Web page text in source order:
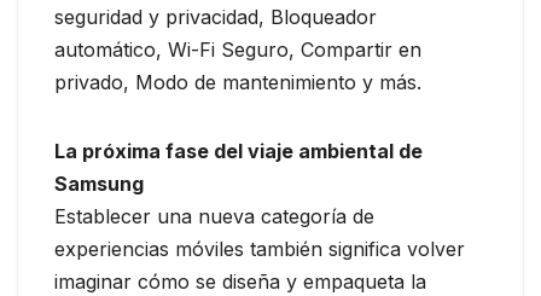
seguridad y privacidad, Bloqueador
automático, Wi-Fi Seguro, Compartir en
privado, Modo de mantenimiento y más.
La próxima fase del viaje ambiental de
Samsung
Establecer una nueva categoría de
experiencias móviles también significa volver
imaginar cómo se diseña y empaqueta la